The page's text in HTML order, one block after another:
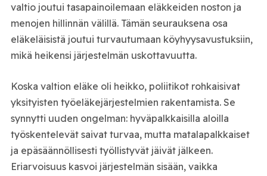
valtio joutui tasapainoilemaan eläkkeiden noston ja
menojen hillinnän välillä. Tämän seurauksena osa
eläkeläisistä joutui turvautumaan köyhyysavustuksiin,
mikä heikensi järjestelmän uskottavuutta.
Koska valtion eläke oli heikko, poliitikot rohkaisivat
yksityisten työeläkejärjestelmien rakentamista. Se
synnytti uuden ongelman: hyväpalkkaisilla aloilla
työskentelevät saivat turvaa, mutta matalapalkkaiset
ja epäsäännöllisesti työllistyvät jäivät jälkeen.
Eriarvoisuus kasvoi järjestelmän sisään, vaikka